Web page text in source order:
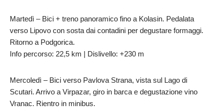
Martedì – Bici + treno panoramico fino a Kolasin. Pedalata
verso Lipovo con sosta dai contadini per degustare formaggi.
Ritorno a Podgorica.
Info percorso: 22,5 km | Dislivello: +230 m
Mercoledì – Bici verso Pavlova Strana, vista sul Lago di
Scutari. Arrivo a Virpazar, giro in barca e degustazione vino
Vranac. Rientro in minibus.